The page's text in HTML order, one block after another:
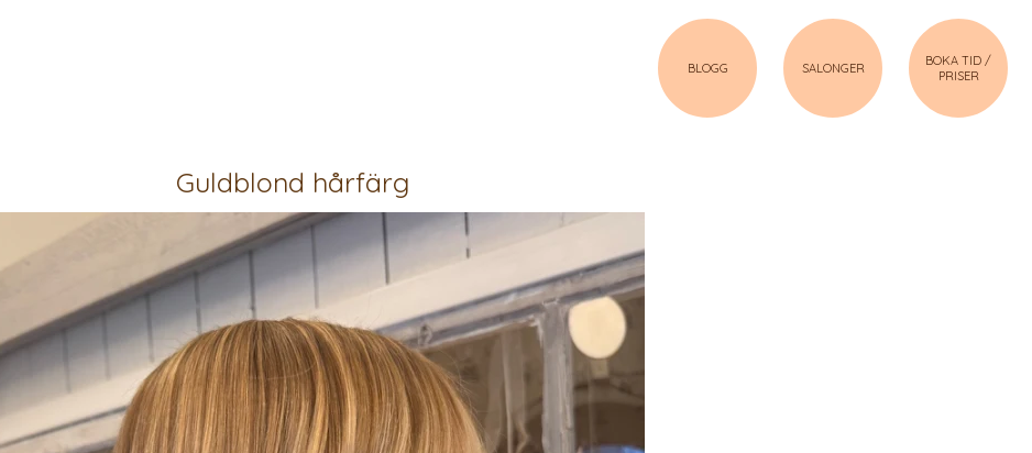
BLOGG SALONGER
BOKA TID /
PRISER
Guldblond hårfärg